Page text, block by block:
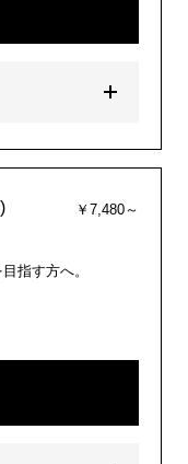
￥7,480～
指す方へ。